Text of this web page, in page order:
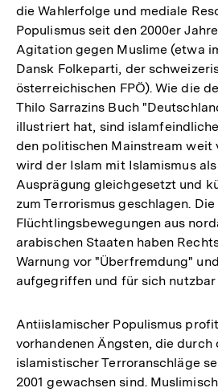
die Wahlerfolge und mediale
Populismus seit den 2000er
Agitation gegen Muslime (etwa
Dansk Folkeparti, der
österreichischen FPÖ). Wie die
Thilo Sarrazins Buch
illustriert hat, sind
den politischen Mainstream weit
wird der Islam mit Islamismus
Ausprägung gleichgesetzt und
zum Terrorismus geschlagen. Die
Flüchtlingsbewegungen aus
arabischen Staaten haben
Warnung vor "Überfremdung"
aufgegriffen und für sich
Antiislamischer Populismus
vorhandenen Ängsten, die durch
islamistischer Terroranschläge
2001 gewachsen sind.